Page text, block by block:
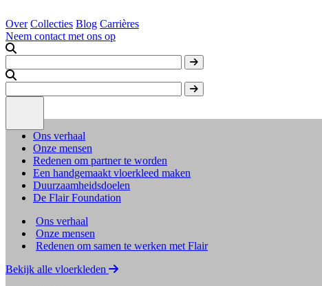
Over Collecties Blog Carrières
Neem contact met ons op
Ons verhaal
Onze mensen
Redenen om partner te worden
Een handgemaakt vloerkleed maken
Duurzaamheidsdoelen
De Flair Foundation
Ons verhaal
Onze mensen
Redenen om samen te werken met Flair
Bekijk alle vloerkleden